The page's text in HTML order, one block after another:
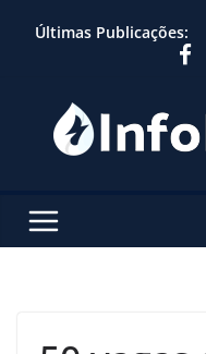
Últimas Publicações: